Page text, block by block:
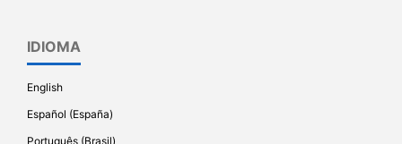
IDIOMA
English
Español (España)
Português (Brasil)